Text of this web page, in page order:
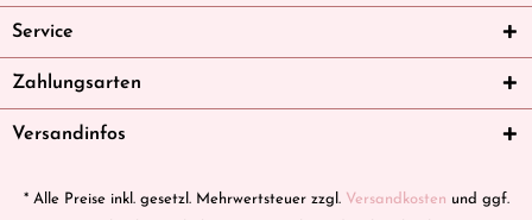
Service
Zahlungsarten
Versandinfos
* Alle Preise inkl. gesetzl. Mehrwertsteuer zzgl. Versandkosten und ggf.